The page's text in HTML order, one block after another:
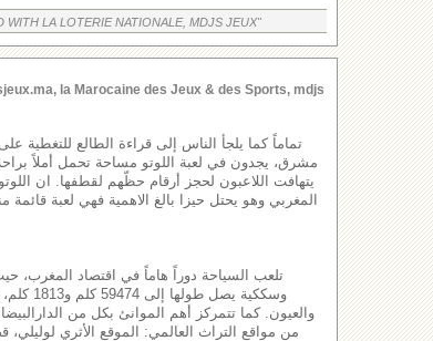
WITH LA LOTERIE NATIONALE, MDJS JEUX"
la Marocaine des Jeux & des Sports, mdjs
تماماً كما يلجأ الناس إلى قراءة الطالع للتغطية
مشرق، يجدون في لعبة اللوتو مساحة تحمل أملاً براحة
يتهافت اللاعبون لحجز أرقام حظّهم لقطفها. ان
المغربي وهو يحتل حيزا بالغ الاهمية فهي لعبة
تلعب السياحة دوراً هاماً في اقتصاد المغرب،
والعيون. كما تتمركز أهم الموانئ بكل من
من مواقع التراث العالمي: الموقع الأثري لوليلي،